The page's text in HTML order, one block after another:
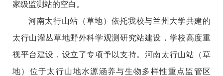
家级监测站的空白。
河南太行山站（草地）依托我校与兰州大学共建的
太行山灌丛草地野外科学观测研究站建设，学校高度重
视平台建设，设立了专项予以支持。河南太行山站（草
地）位于太行山地水源涵养与生物多样性重点监管区